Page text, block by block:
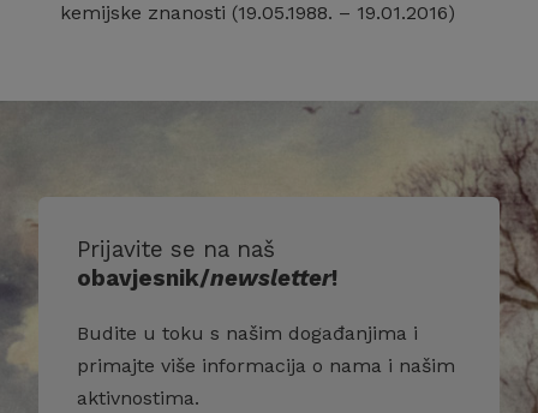
kemijske znanosti (19.05.1988. – 19.01.2016)
Prijavite se na naš
obavjesnik/newsletter!
Budite u toku s našim događanjima i
primajte više informacija o nama i našim
aktivnostima.